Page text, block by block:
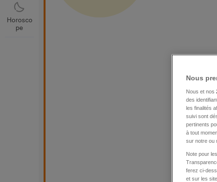
Horosco
pe
Nous
Nous et nos
des
les finalités
suivi sont
pertinents
à tout
sur notre ou
Note pour
ferez ci-
et sur les